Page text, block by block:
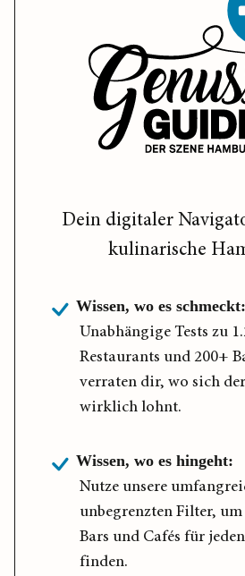
Dein digitaler
kulinarische
Wissen, wo es schmeckt:
Unabhängige Tests zu
Restaurants und 200+
verraten dir, wo sich
wirklich lohnt.
Wissen, wo es hingeht:
Nutze unsere
unbegrenzten Filter,
Bars und Cafés für
finden.